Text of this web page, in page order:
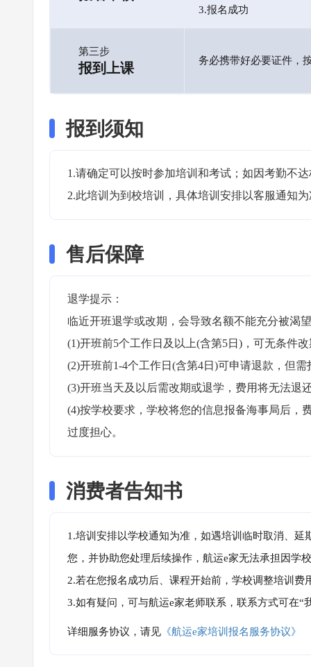
3.报名成功
第三步
报到上课 务必携带好必要证件，
报到须知
1.请确定可以按时参加培训和考试；如因考勤不
2.此培训为到校培训，具体培训安排以客服通知
售后保障
退学提示：
临近开班退学或改期，会导致名额不能充分被渴
(1)开班前5个工作日及以上(含第5日)，可无条件
(2)开班前1-4个工作日(含第4日)可申请退款，但
(3)开班当天及以后需改期或退学，费用将无法退
(4)按学校要求，学校将您的信息报备海事局后，
过度担心。
消费者告知书
1.培训安排以学校通知为准，如遇培训临时取消、
您，并协助您处理后续操作，航运e家无法承担因学
2.若在您报名成功后、课程开始前，学校调整培训
3.如有疑问，可与航运e家老师联系，联系方式可在
详细服务协议，请见 《航运e家培训报名服务协议》